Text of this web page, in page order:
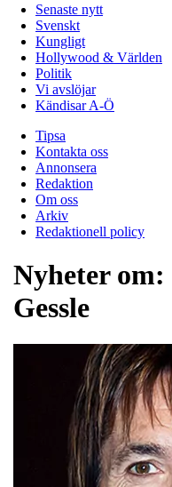
Senaste nytt
Svenskt
Kungligt
Hollywood & Världen
Politik
Vi avslöjar
Kändisar A-Ö
Tipsa
Kontakta oss
Annonsera
Redaktion
Om oss
Arkiv
Redaktionell policy
Nyheter om:
Gessle